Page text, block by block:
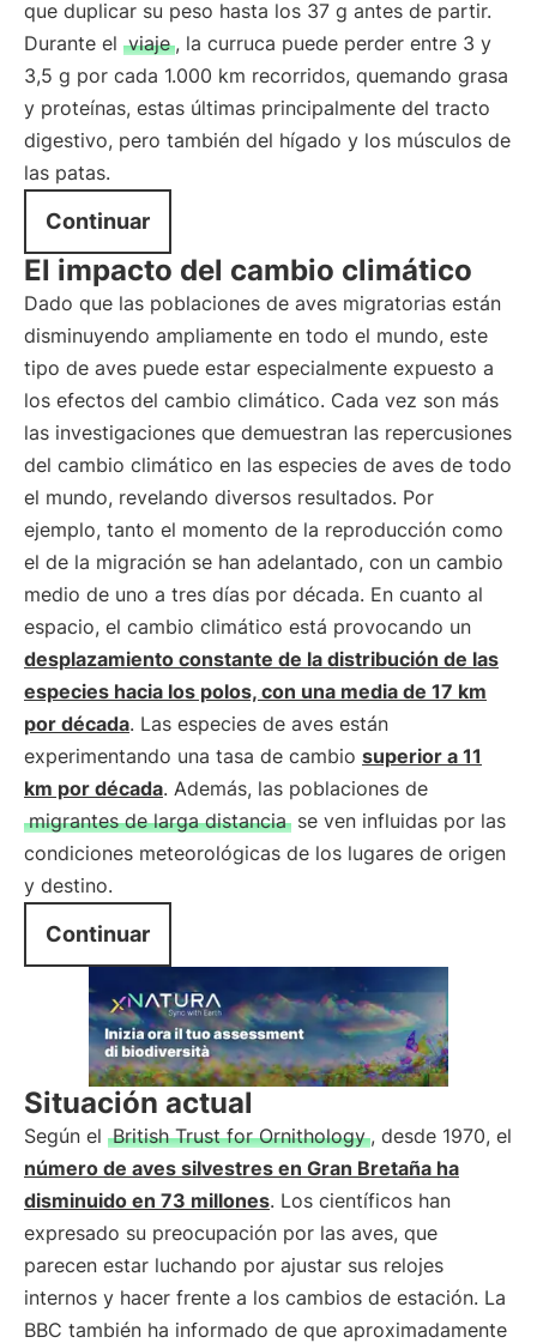
que duplicar su peso hasta los 37 g antes de partir.
Durante el viaje , la curruca puede perder entre 3 y
3,5 g por cada 1.000 km recorridos, quemando grasa
y proteínas, estas últimas principalmente del tracto
digestivo, pero también del hígado y los músculos de
las patas.
Continuar
El impacto del cambio climático
Dado que las poblaciones de aves migratorias están
disminuyendo ampliamente en todo el mundo, este
tipo de aves puede estar especialmente expuesto a
los efectos del cambio climático. Cada vez son más
las investigaciones que demuestran las repercusiones
del cambio climático en las especies de aves de todo
el mundo, revelando diversos resultados. Por
ejemplo, tanto el momento de la reproducción como
el de la migración se han adelantado, con un cambio
medio de uno a tres días por década. En cuanto al
espacio, el cambio climático está provocando un
desplazamiento constante de la distribución de las
especies hacia los polos, con una media de 17 km
por década. Las especies de aves están
experimentando una tasa de cambio superior a 11
km por década. Además, las poblaciones de
migrantes de larga distancia se ven influidas por las
condiciones meteorológicas de los lugares de origen
y destino.
Continuar
Situación actual
Según el British Trust for Ornithology , desde 1970, el
número de aves silvestres en Gran Bretaña ha
disminuido en 73 millones. Los científicos han
expresado su preocupación por las aves, que
parecen estar luchando por ajustar sus relojes
internos y hacer frente a los cambios de estación. La
BBC también ha informado de que aproximadamente